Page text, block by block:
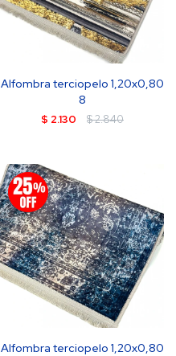
Alfombra terciopelo 1,20x0,80
8
$ 2.130 $2.840
Alfombra terciopelo 1,20x0,80